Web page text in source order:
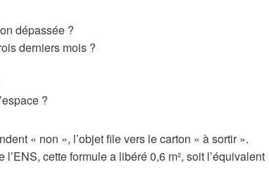
dépassée ?
derniers mois ?
?
« non », l’objet file vers le carton « à sortir ».
cette formule a libéré 0,6 m², soit l’équivalent